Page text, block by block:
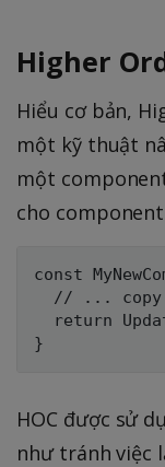
Higher
Hiểu cơ bản,
một kỹ thuật
một
cho
const
// ...
return
HOC được sử
như tránh việc